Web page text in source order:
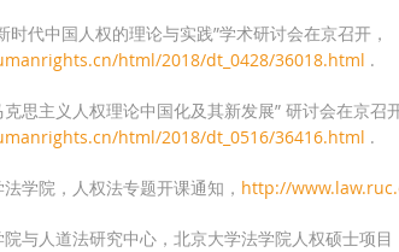
时代中国人权的理论与实践”学术研讨会在京召开，
html/2018/dt_0428/36018.html .
思主义人权理论中国化及其新发展” 研讨会在京召
html/2018/dt_0516/36416.html .
学院，人权法专题开课通知， http://
与人道法研究中心，北京大学法学院人权硕士项目